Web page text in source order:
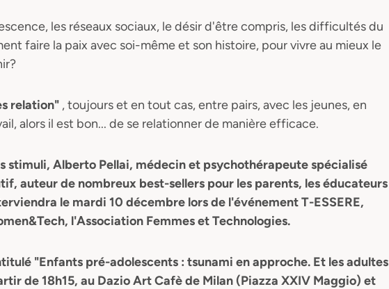
les réseaux sociaux, le désir d'être compris, les difficultés du
faire la paix avec soi-même et son histoire, pour vivre au mieux le
relation" , toujours et en tout cas, entre pairs, avec les jeunes, en
alors il est bon... de se relationner de manière efficace.
stimuli, Alberto Pellai, médecin et psychothérapeute spécialisé
auteur de nombreux best-sellers pour les parents, les éducateurs
le mardi 10 décembre lors de l'événement T-ESSERE,
l'Association Femmes et Technologies.
"Enfants pré-adolescents : tsunami en approche. Et les adultes
de 18h15, au Dazio Art Cafè de Milan (Piazza XXIV Maggio) et